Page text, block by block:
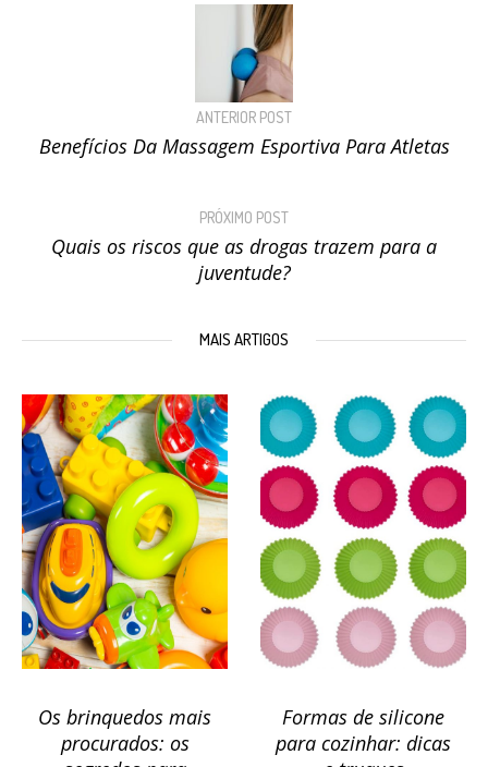
ANTERIOR POST
Benefícios Da Massagem Esportiva Para Atletas
PRÓXIMO POST
Quais os riscos que as drogas trazem para a
juventude?
MAIS ARTIGOS
Os brinquedos mais
procurados: os
Formas de silicone
para cozinhar: dicas